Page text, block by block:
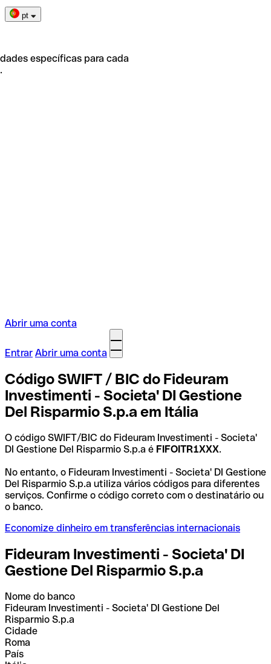
pt
específicas para cada
Abrir uma conta
Entrar Abrir uma conta
Código SWIFT / BIC do Fideuram
Investimenti - Societa' DI Gestione
Del Risparmio S.p.a em Itália
O código SWIFT/BIC do Fideuram Investimenti - Societa'
DI Gestione Del Risparmio S.p.a é FIFOITR1XXX.
No entanto, o Fideuram Investimenti - Societa' DI Gestione
Del Risparmio S.p.a utiliza vários códigos para diferentes
serviços. Confirme o código correto com o destinatário ou
o banco.
Economize dinheiro em transferências internacionais
Fideuram Investimenti - Societa' DI
Gestione Del Risparmio S.p.a
Nome do banco
Fideuram Investimenti - Societa' DI Gestione Del
Risparmio S.p.a
Cidade
Roma
País